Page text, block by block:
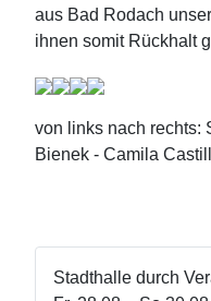
aus Bad Rodach
ihnen somit Rückhalt
von links nach rechts:
Bienek - Camila
Stadthalle durch